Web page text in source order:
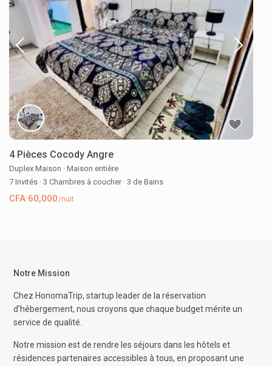
4 Pièces Cocody Angre
Duplex Maison · Maison entière
7 Invités · 3 Chambres à coucher · 3 de Bains
CFA 60,000/nuit
Notre Mission
Chez HonomaTrip, startup leader de la réservation
d’hébergement, nous croyons que chaque budget mérite un
service de qualité.
Notre mission est de rendre les séjours dans les hôtels et
résidences partenaires accessibles à tous, en proposant une